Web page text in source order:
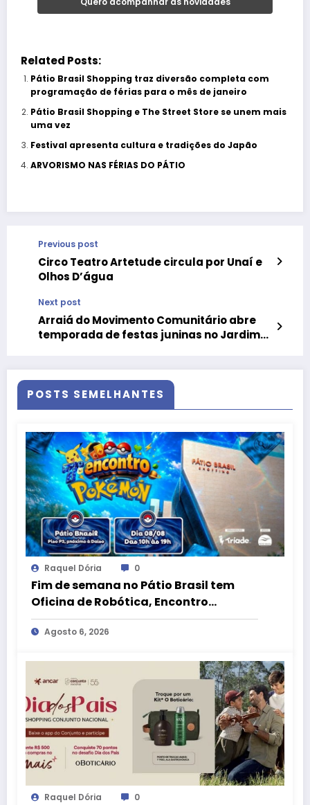
Related Posts:
Pátio Brasil Shopping traz diversão completa com
programação de férias para o mês de janeiro
Pátio Brasil Shopping e The Street Store se unem mais
uma vez
Festival apresenta cultura e tradições do Japão
ARVORISMO NAS FÉRIAS DO PÁTIO
Previous post
Circo Teatro Artetude circula por Unaí e
Olhos D’água
Next post
Arraiá do Movimento Comunitário abre
temporada de festas juninas no Jardim
POSTS SEMELHANTES
Raquel Dória 0
Fim de semana no Pátio Brasil tem
Oficina de Robótica, Encontro
Pokémon e atrações para o Dia dos
PaisAgosto 6, 2026
Raquel Dória 0